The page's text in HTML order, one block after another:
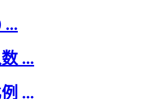
...
...
...